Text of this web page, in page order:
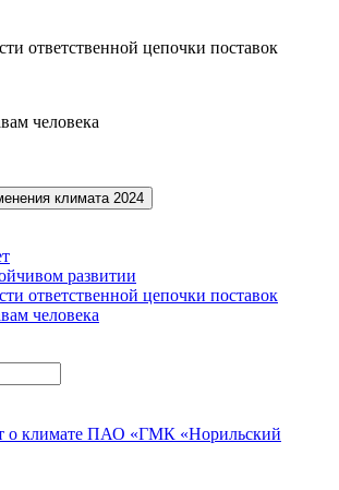
ответственной цепочки поставок
человека
климата 2024
развитии
ответственной цепочки поставок
человека
о климате ПАО «ГМК «Норильский